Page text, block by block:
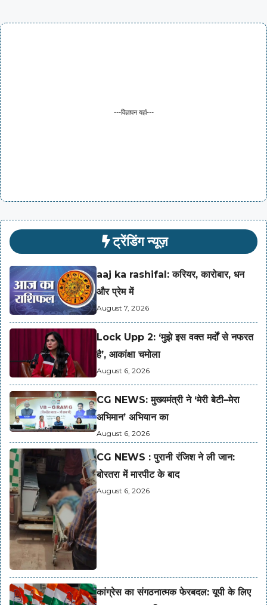
---विज्ञापन यहां---
ट्रेंडिंग न्यूज़
aaj ka rashifal: करियर, कारोबार, धन
और प्रेम में
August 7, 2026
Lock Upp 2: ‘मुझे इस वक्त मर्दों से नफरत
है’, आकांक्षा चमोला
August 6, 2026
CG NEWS: मुख्यमंत्री ने ‘मेरी बेटी–मेरा
अभिमान’ अभियान का
August 6, 2026
CG NEWS : पुरानी रंजिश ने ली जान:
बोरतरा में मारपीट के बाद
August 6, 2026
कांग्रेस का संगठनात्मक फेरबदल: यूपी के लिए